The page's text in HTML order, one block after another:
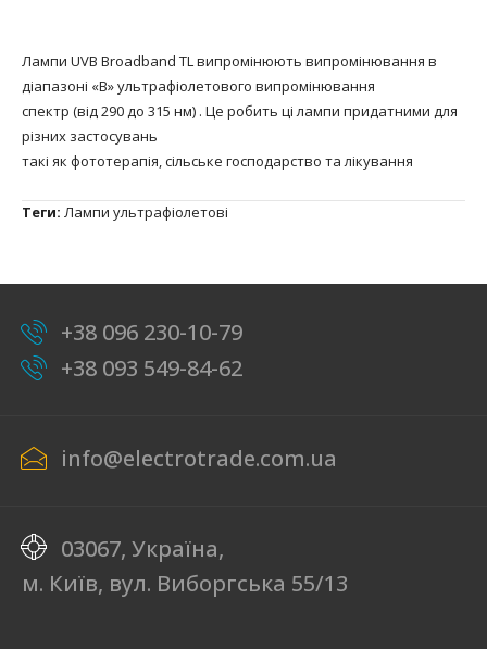
Лампи UVB Broadband TL випромінюють випромінювання в
діапазоні «B» ультрафіолетового випромінювання
спектр (від 290 до 315 нм) . Це робить ці лампи придатними для
різних застосувань
такі як фототерапія, сільське господарство та лікування
Теги: Лампи ультрафіолетові
+38 096 230-10-79
+38 093 549-84-62
info@electrotrade.com.ua
03067, Україна,
м. Київ, вул. Виборгська 55/13